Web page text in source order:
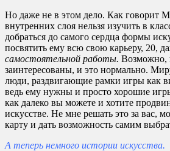
Но даже не в этом дело. Как говорит
внутренних слоя нельзя изучить в
добраться до самого сердца формы
посвятить ему всю свою карьеру, 20,
самостоятельной работы. Возможно,
заинтересованы, и это нормально.
люди, раздвигающие рамки игры как
ведь ему нужны и просто хорошие
как далеко вы можете и хотите
искусстве. Не мне решать это за вас,
карту и дать возможность самим
А теперь немного истории искусства.